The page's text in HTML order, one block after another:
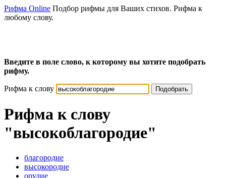
Рифма Online Подбор рифмы для Ваших стихов. Рифма к
любому слову.
Введите в поле слово, к которому вы хотите подобрать
рифму.
Рифма к слову Подобрать
Рифма к слову
"высокоблагородие"
благородие
высокородие
орудие